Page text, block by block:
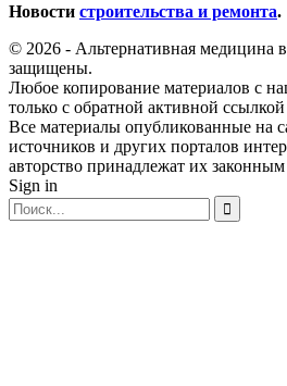
Новости строительства и ремонта.
© 2026 - Альтернативная медицина
защищены.
Любое копирование материалов с
только с обратной активной
Все материалы опубликованные на
источников и других порталов
авторство принадлежат их
Sign in